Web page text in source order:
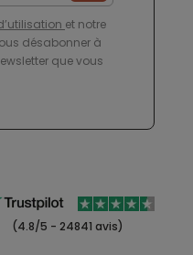
et notre
désabonner à
que vous
(4.8/5 - 24841 avis)